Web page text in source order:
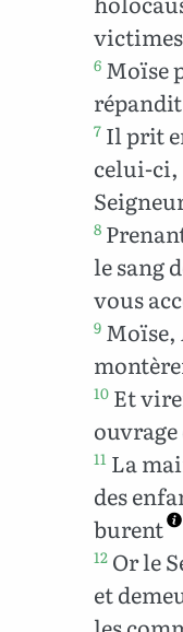
6 Moïse
7 Il prit
celui-ci,
8
le sang
vous
9 Moïse,
10 Et
11 La
des
burent
12 Or le
et